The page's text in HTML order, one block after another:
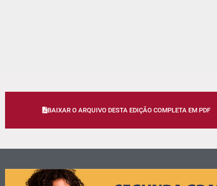
BAIXAR O ARQUIVO DESTA EDIÇÃO COMPLETA EM PDF